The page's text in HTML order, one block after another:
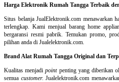
Harga Elektronik Rumah Tangga Terbaik
Situs belanjaJualElektronik.com menawarkan
terlengkap. Kami menjual barang home
bergaransi resmi pabrik. Temukan promo,
pilihan anda di Jualelektronik.com.
Brand Alat Rumah Tangga Original dan
Kualitas menjadipointpenting yang diberikan
semua customer. Jualelektronik.com